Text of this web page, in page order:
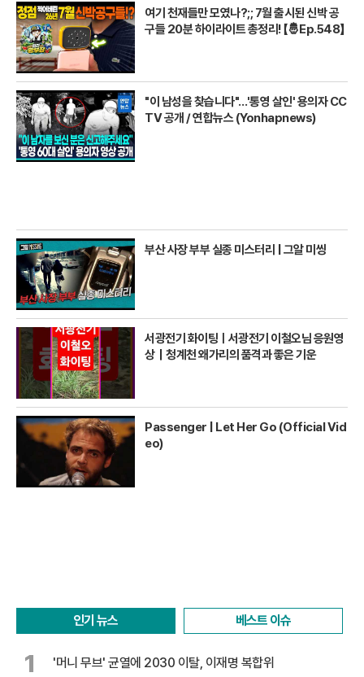
여기 천재들만 모였나?;; 7월 출시된 신박 공
구들 20분 하이라이트 총정리! 【🤴Ep.548】
"이 남성을 찾습니다"…'통영 살인' 용의자 CC
TV 공개 / 연합뉴스 (Yonhapnews)
부산 사장 부부 실종 미스터리 | 그알 미씽
서광전기 화이팅ㅣ서광전기 이철오님 응원영
상｜청계천 왜가리의 품격과 좋은 기운
Passenger | Let Her Go (Official Vid
eo)
인기 뉴스 베스트 이슈
1 '머니 무브' 균열에 2030 이탈, 이재명 복합위